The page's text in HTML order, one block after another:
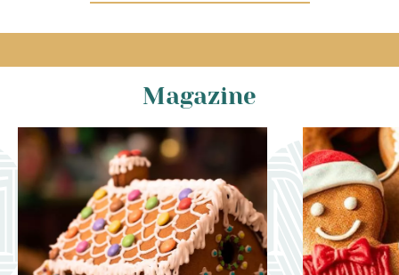
Magazine